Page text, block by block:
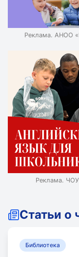
Химия
дисциплина по
экзаменуемых по
выпускников с
48,7 до 50%.
более 328 000
Реклама. АНОО
Реклама.
Статьи о
Библиотека